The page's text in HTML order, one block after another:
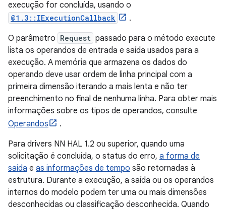
execução for concluída, usando o
@1.3::IExecutionCallback
.
O parâmetro Request passado para o método execute
lista os operandos de entrada e saída usados ​​para a
execução. A memória que armazena os dados do
operando deve usar ordem de linha principal com a
primeira dimensão iterando a mais lenta e não ter
preenchimento no final de nenhuma linha. Para obter mais
informações sobre os tipos de operandos, consulte
Operandos
.
Para drivers NN HAL 1.2 ou superior, quando uma
solicitação é concluída, o status do erro, a forma de
saída e as informações de tempo são retornadas à
estrutura. Durante a execução, a saída ou os operandos
internos do modelo podem ter uma ou mais dimensões
desconhecidas ou classificação desconhecida. Quando